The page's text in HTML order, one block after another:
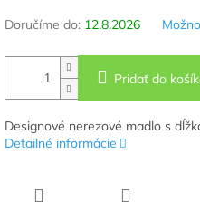
Doručíme do: 12.8.2026
Pridať do
Designové nerezové madlo s
Detailné informácie